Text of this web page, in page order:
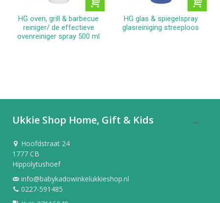
HG oven, grill & barbecue
reiniger/ de effectieve
ovenreiniger spray 500 ml
HG glas & spiegelspray
glasreiniging streeploos
Ukkie Shop Home, Gift & Kids
Hoofdstraat 24
1777 CB
Hippolytushoef
info@babykadowinkelukkieshop.nl
0227-591485